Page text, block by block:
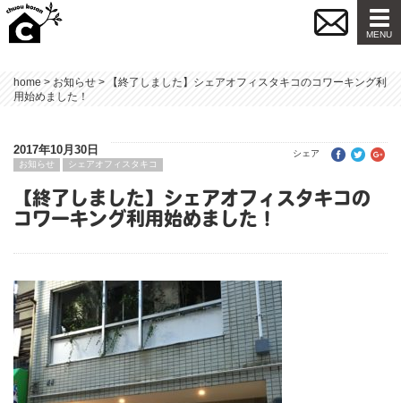
MENU
home > お知らせ >
【終了しました】シェアオフィスタキコのコワーキング利
用始めました！
2017年10月30日
お知らせ シェアオフィスタキコ
シェア
【終了しました】シェアオフィスタキコの
コワーキング利用始めました！